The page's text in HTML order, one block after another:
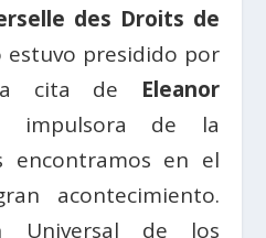
des Droits de
estuvo presidido por
cita de Eleanor
impulsora de la
encontramos en el
acontecimiento.
Universal de los